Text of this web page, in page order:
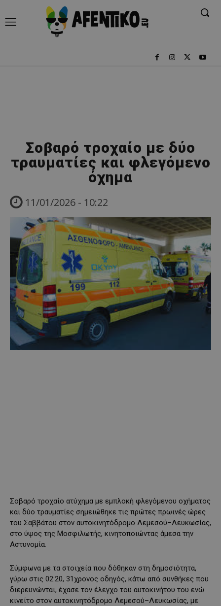
Σοβαρό τροχαίο με δύο
τραυματίες και φλεγόμενο
όχημα
11/01/2026 - 10:22
Σοβαρό τροχαίο ατύχημα με εμπλοκή φλεγόμενου οχήματος
και δύο τραυματίες σημειώθηκε τις πρώτες πρωινές ώρες
του Σαββάτου στον αυτοκινητόδρομο Λεμεσού–Λευκωσίας,
στο ύψος της Μοσφιλωτής, κινητοποιώντας άμεσα την
Αστυνομία.
Σύμφωνα με τα στοιχεία που δόθηκαν στη δημοσιότητα,
γύρω στις 02:20, 31χρονος οδηγός, κάτω από συνθήκες που
διερευνώνται, έχασε τον έλεγχο του αυτοκινήτου του ενώ
κινείτο στον αυτοκινητόδρομο Λεμεσού–Λευκωσίας, με